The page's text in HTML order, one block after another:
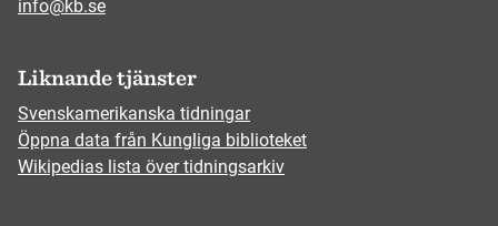
info@kb.se
Liknande tjänster
Svenskamerikanska tidningar
Öppna data från Kungliga biblioteket
Wikipedias lista över tidningsarkiv